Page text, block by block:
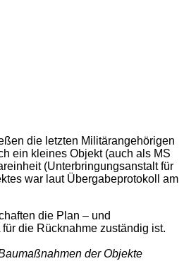
die letzten Militärangehörigen
ein kleines Objekt (auch als MS
(Unterbringungsanstalt für
war laut Übergabeprotokoll am
die Plan – und
die Rücknahme zuständig ist.
der Objekte